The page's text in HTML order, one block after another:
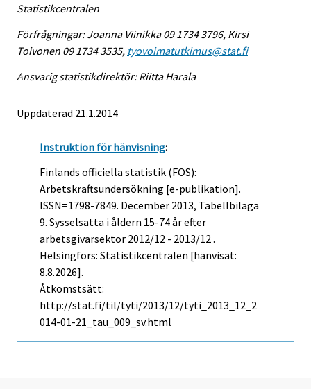
Statistikcentralen
Förfrågningar: Joanna Viinikka 09 1734 3796, Kirsi
Toivonen 09 1734 3535, tyovoimatutkimus@stat.fi
Ansvarig statistikdirektör: Riitta Harala
Uppdaterad 21.1.2014
Instruktion för hänvisning:
Finlands officiella statistik (FOS):
Arbetskraftsundersökning [e-publikation].
ISSN=1798-7849. December 2013, Tabellbilaga
9. Sysselsatta i åldern 15-74 år efter
arbetsgivarsektor 2012/12 - 2013/12 .
Helsingfors: Statistikcentralen [hänvisat:
8.8.2026].
Åtkomstsätt:
http://stat.fi/til/tyti/2013/12/tyti_2013_12_2
014-01-21_tau_009_sv.html